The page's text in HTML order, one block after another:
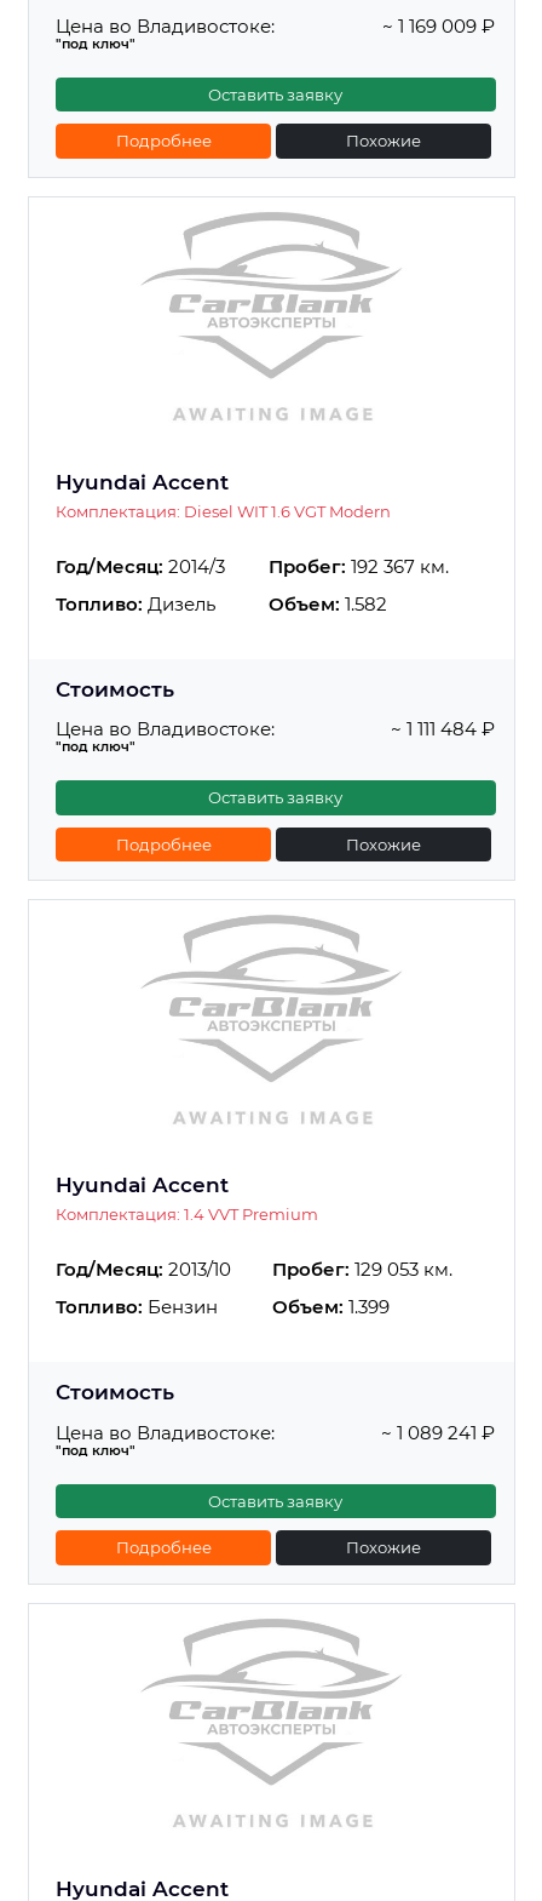
Цена во Владивостоке:
"под ключ"
~ 1 169 009 ₽
Оставить заявку
Подробнее Похожие
Hyundai Accent
Комплектация: Diesel WIT 1.6 VGT Modern
Год/Месяц: 2014/3 Пробег: 192 367 км.
Топливо: Дизель Объем: 1.582
Стоимость
Цена во Владивостоке:
"под ключ"
~ 1 111 484 ₽
Оставить заявку
Подробнее Похожие
Hyundai Accent
Комплектация: 1.4 VVT Premium
Год/Месяц: 2013/10 Пробег: 129 053 км.
Топливо: Бензин Объем: 1.399
Стоимость
Цена во Владивостоке:
"под ключ"
~ 1 089 241 ₽
Оставить заявку
Подробнее Похожие
Hyundai Accent